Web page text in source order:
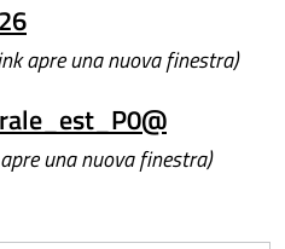
apre una nuova finestra)
una nuova finestra)